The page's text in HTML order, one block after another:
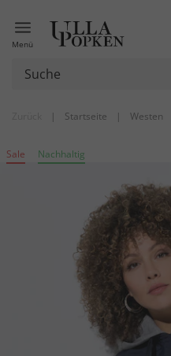
Menü
| Startseite | Westen
Sale Nachhaltig